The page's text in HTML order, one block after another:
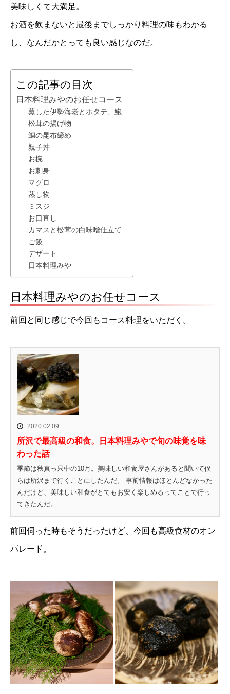
美味しくて大満足。
お酒を飲まないと最後までしっかり料理の味もわかる
し、なんだかとっても良い感じなのだ。
この記事の目次
日本料理みやのお任せコース
蒸した伊勢海老とホタテ、鮑
松茸の揚げ物
鯛の昆布締め
親子丼
お椀
お刺身
マグロ
蒸し物
ミスジ
お口直し
カマスと松茸の白味噌仕立て
ご飯
デザート
日本料理みや
日本料理みやのお任せコース
前回と同じ感じで今回もコース料理をいただく。
2020.02.09
所沢で最高級の和食。日本料理みやで旬の味覚を味
わった話
季節は秋真っ只中の10月。美味しい和食屋さんがあると聞いて僕
らは所沢まで行くことにしたんだ。 事前情報はほとんどなかった
んだけど、美味しい和食がとてもお安く楽しめるってことで行っ
てきたんだ。...
前回伺った時もそうだったけど、今回も高級食材のオン
パレード。